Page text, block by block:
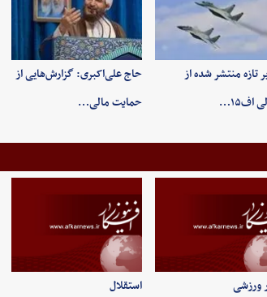
تازه منتشر شده از
اف۱۵…
حاج علی‌اکبری: گزارش‌هایی از
حمایت مالی…
ورزشی استقلال